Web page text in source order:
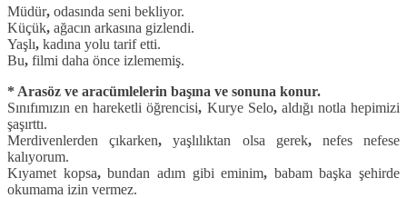
Müdür, odasında seni bekliyor.
Küçük, ağacın arkasına gizlendi.
Yaşlı, kadına yolu tarif etti.
Bu, filmi daha önce izlememiş.
* Arasöz ve aracümlelerin başına ve sonuna konur.
Sınıfımızın en hareketli öğrencisi, Kurye Selo,aldığı notla hepimizi
şaşırttı.
Merdivenlerden çıkarken, yaşlılıktan olsa gerek,nefes nefese
kalıyorum.
Kıyamet kopsa,bundan adım gibi eminim, babam başka şehirde
okumama izin vermez.